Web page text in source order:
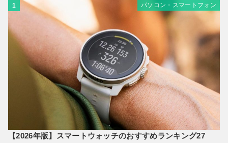
1 パソコン・スマートフォン
【2026年版】スマートウォッチのおすすめランキング27